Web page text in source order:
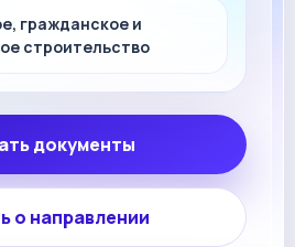
гражданское и
строительство
документы
о направлении